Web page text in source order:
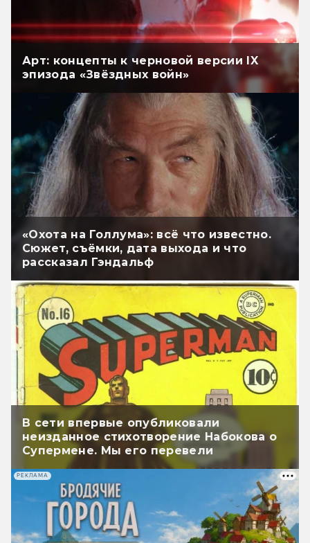
Арт: концепты к черновой версии IX
эпизода «Звёздных войн»
«Охота на Голлума»: всё что известно.
Сюжет, съёмки, дата выхода и что
рассказал Гэндальф
В сети впервые опубликовали
неизданное стихотворение Набокова о
Супермене. Мы его перевели
РЕКЛАМА